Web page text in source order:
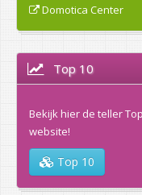
Domotica Center
Top 10
Bekijk hier de teller
website!
Top 10